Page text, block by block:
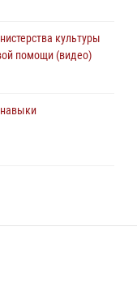
летие дежурной
культуры
помощи (видео)
участие в